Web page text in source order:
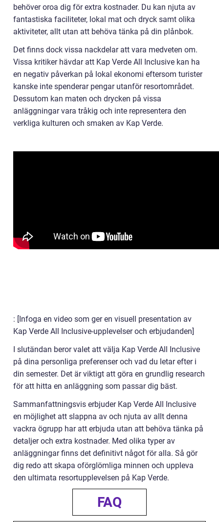
behöver oroa dig för extra kostnader. Du kan njuta av
fantastiska faciliteter, lokal mat och dryck samt olika
aktiviteter, allt utan att behöva tänka på din plånbok.
Det finns dock vissa nackdelar att vara medveten om.
Vissa kritiker hävdar att Kap Verde All Inclusive kan ha
en negativ påverkan på lokal ekonomi eftersom turister
kanske inte spenderar pengar utanför resortområdet.
Dessutom kan maten och drycken på vissa
anläggningar vara tråkig och inte representera den
verkliga kulturen och smaken av Kap Verde.
: [Infoga en video som ger en visuell presentation av
Kap Verde All Inclusive-upplevelser och erbjudanden]
I slutändan beror valet att välja Kap Verde All Inclusive
på dina personliga preferenser och vad du letar efter i
din semester. Det är viktigt att göra en grundlig research
för att hitta en anläggning som passar dig bäst.
Sammanfattningsvis erbjuder Kap Verde All Inclusive
en möjlighet att slappna av och njuta av allt denna
vackra ögrupp har att erbjuda utan att behöva tänka på
detaljer och extra kostnader. Med olika typer av
anläggningar finns det definitivt något för alla. Så gör
dig redo att skapa oförglömliga minnen och uppleva
den ultimata resortupplevelsen på Kap Verde.
FAQ